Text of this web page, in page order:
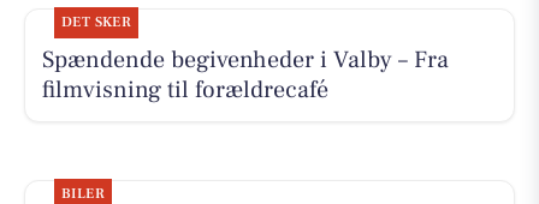
DET SKER
Spændende begivenheder i Valby – Fra
filmvisning til forældrecafé
BILER